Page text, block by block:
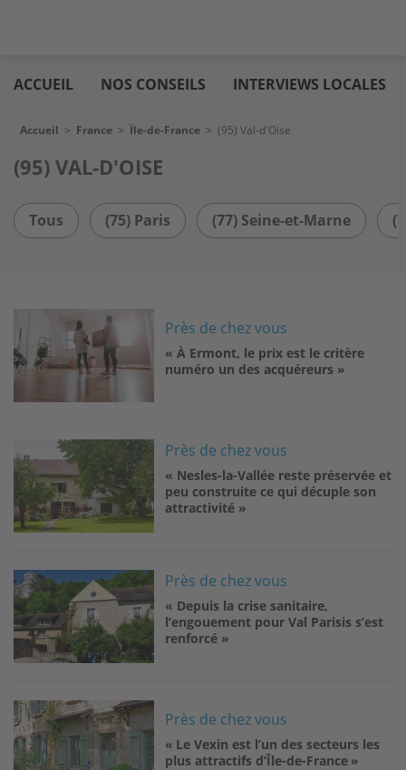
au
contenu
immo
ACCUEIL NOS CONSEILS INTERVIEWS LOCALES
Fil d'Ariane
Accueil > France > Île-de-France > (95) Val-d'Oise
(95) VAL-D'OISE
Tous (75) Paris (77) Seine-et-Marne
Près de chez vous
« À Ermont, le prix est le critère
numéro un des acquéreurs »
Près de chez vous
« Nesles-la-Vallée reste préservée et
peu construite ce qui décuple son
attractivité »
Image Près de chez vous
« Depuis la crise sanitaire,
l’engouement pour Val Parisis s’est
renforcé »
Image
Près de chez vous
« Le Vexin est l’un des secteurs les
plus attractifs d’Île-de-France »